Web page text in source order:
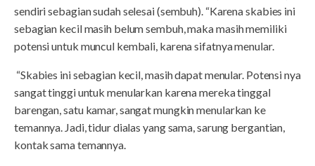
sendiri sebagian sudah selesai (sembuh). “Karena skabies ini
sebagian kecil masih belum sembuh, maka masih memiliki
potensi untuk muncul kembali, karena sifatnya menular.
“Skabies ini sebagian kecil, masih dapat menular. Potensi nya
sangat tinggi untuk menularkan karena mereka tinggal
barengan, satu kamar, sangat mungkin menularkan ke
temannya. Jadi, tidur dialas yang sama, sarung bergantian,
kontak sama temannya.